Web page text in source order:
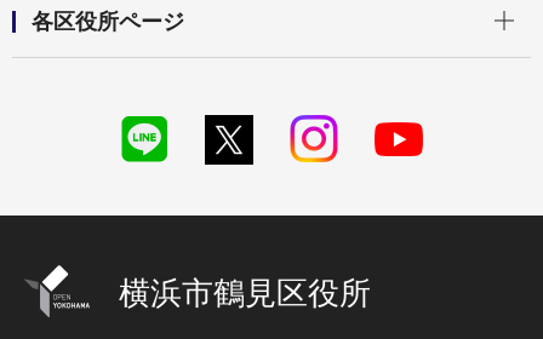
各区役所ページ
横浜市鶴見区役所